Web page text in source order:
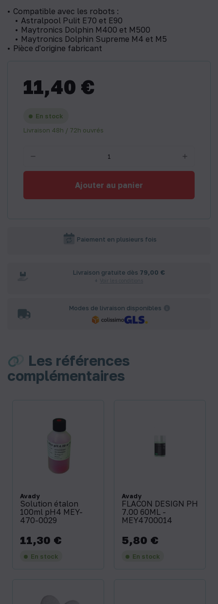
Compatible avec les robots :
Astralpool Pulit E70 et E90
​​Maytronics Dolphin M400 et M500
Maytronics Dolphin Supreme M4 et M5
Pièce d'origine fabricant
11,40 €
En stock
Livraison 48h / 72h ouvrés
Ajouter au panier
Paiement en plusieurs fois
Livraison gratuite dès 79,00 €
Modes de livraison disponibles
Les références
complémentaires
Avady
Solution étalon
100ml pH4 MEY-
470-0029
Prix
11,30 €
En stock
Avady
FLACON DESIGN PH
7.00 60ML -
MEY4700014
Prix
5,80 €
En stock